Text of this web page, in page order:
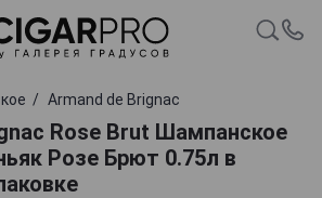
Armand de Brignac
Rose Brut Шампанское
Розе Брют 0.75л в